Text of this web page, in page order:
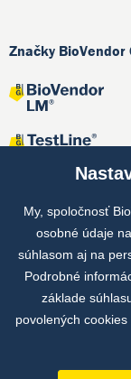
Značky BioVendor
Spoločné projekty
My, spoločnosť
osobné údaje
súhlasom aj na
Podrobné
základe
povolených